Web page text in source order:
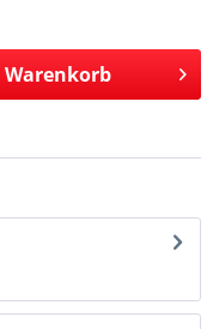
Warenkorb